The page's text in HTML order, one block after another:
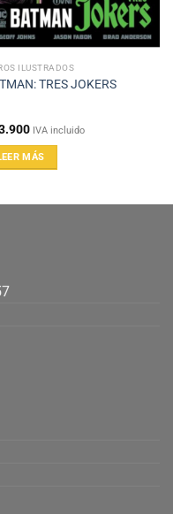
ILUSTRADOS
TRES JOKERS
IVA incluido
MÁS